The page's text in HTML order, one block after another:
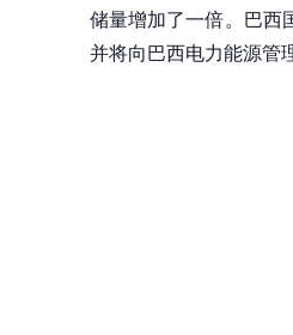
储量增加了一倍。巴西
并将向巴西电力能源管